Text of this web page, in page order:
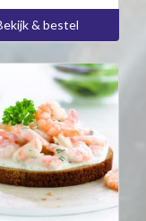
& bestel